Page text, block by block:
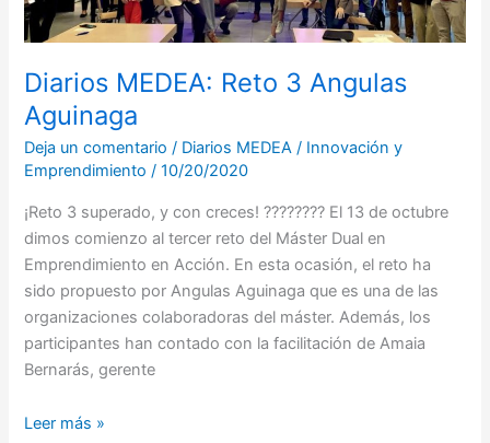
Diarios MEDEA: Reto 3 Angulas
Aguinaga
Deja un comentario / Diarios MEDEA / Innovación y
Emprendimiento/10/20/2020
¡Reto 3 superado, y con creces! ???????? El 13 de octubre
dimos comienzo al tercer reto del Máster Dual en
Emprendimiento en Acción. En esta ocasión, el reto ha
sido propuesto por Angulas Aguinaga que es una de las
organizaciones colaboradoras del máster. Además, los
participantes han contado con la facilitación de Amaia
Bernarás, gerente
Leer más »